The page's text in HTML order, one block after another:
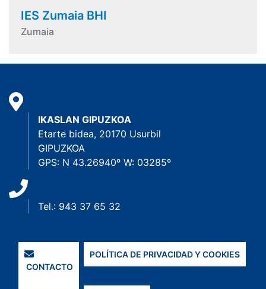
IES Zumaia BHI
Zumaia
IKASLAN GIPUZKOA
Etarte bidea, 20170 Usurbil
GIPUZKOA
GPS: N 43.26940º W: 03285º
Tel.: 943 37 65 32
CONTACTO
POLÍTICA DE PRIVACIDAD Y COOKIES